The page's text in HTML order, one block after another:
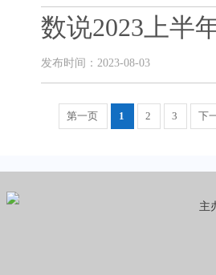
数说2023上半
发布时间：2023-08-03
第一页 1 2 3 下
主